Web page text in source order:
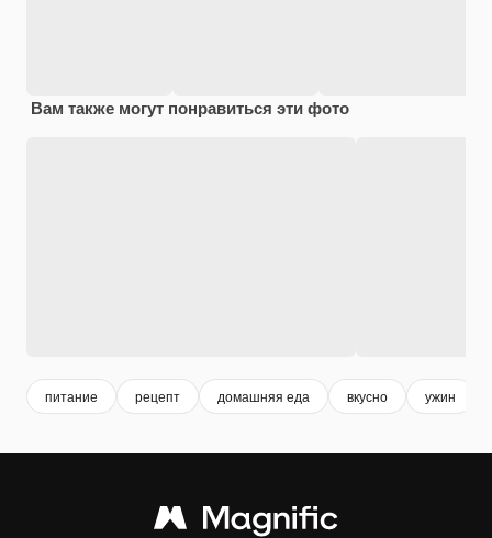
Вам также могут понравиться эти фото
питание рецепт домашняя еда вкусно ужин